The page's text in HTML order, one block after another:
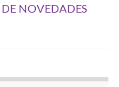
NOVEDADES